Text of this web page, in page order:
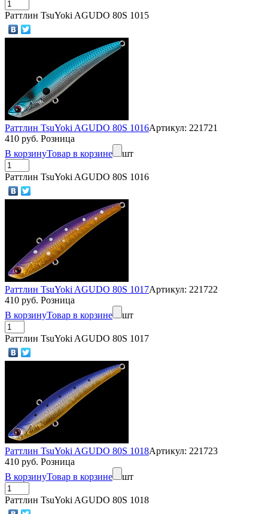
Раттлин TsuYoki AGUDO 80S 1015
Раттлин TsuYoki AGUDO 80S 1016Артикул: 221721
410 руб. Розница
В корзинуТовар в корзине шт
Раттлин TsuYoki AGUDO 80S 1016
Раттлин TsuYoki AGUDO 80S 1017Артикул: 221722
410 руб. Розница
В корзинуТовар в корзине шт
Раттлин TsuYoki AGUDO 80S 1017
Раттлин TsuYoki AGUDO 80S 1018Артикул: 221723
410 руб. Розница
В корзинуТовар в корзине шт
Раттлин TsuYoki AGUDO 80S 1018